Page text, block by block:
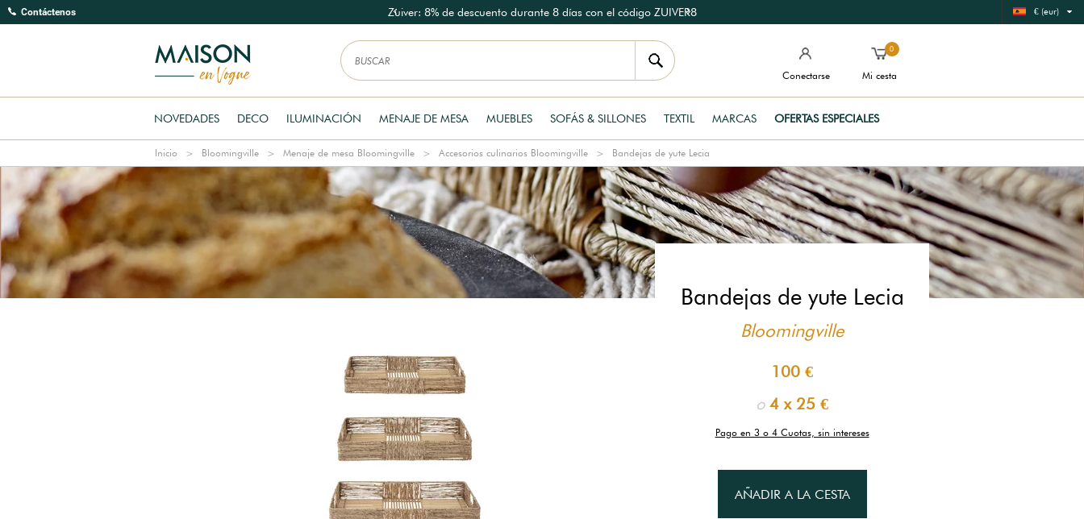
Contáctenos Zuiver: 8% de descuento durante 8 días con el código ZUIVER8 € (eur)
Conectarse
0
Mi cesta
NOVEDADES DECO ILUMINACIÓN MENAJE DE MESA MUEBLES SOFÁS & SILLONES TEXTIL MARCAS OFERTAS ESPECIALES
Inicio Bloomingville Menaje de mesa Bloomingville Accesorios culinarios Bloomingville Bandejas de yute Lecia
Bandejas de yute Lecia
Bloomingville
100 €
o4 x 25 €
Pago en 3 o 4 Cuotas, sin intereses
AÑADIR A LA CESTA